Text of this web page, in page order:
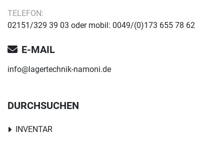
TELEFON:
02151/329 39 03 oder mobil: 0049/(0)173 655 78 62
E-MAIL
info@lagertechnik-namoni.de
DURCHSUCHEN
INVENTAR